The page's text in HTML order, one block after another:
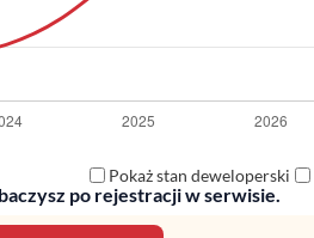
po rejestracji w serwisie.
Pokaż stan deweloperski